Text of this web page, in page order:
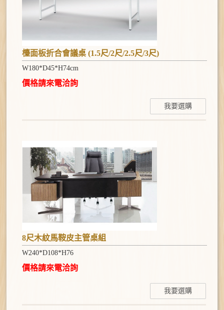
檯面板折合會議桌 (1.5尺/2尺/2.5尺/3尺)
W180*D45*H74cm
價格請來電洽詢
我要選購
8尺木紋馬鞍皮主管桌組
W240*D108*H76
價格請來電洽詢
我要選購